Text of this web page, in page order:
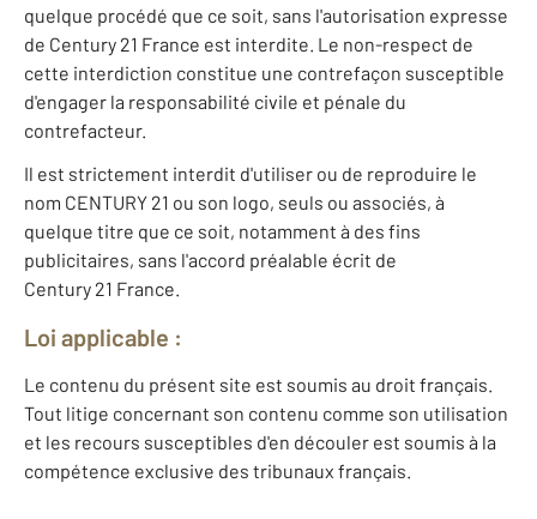
quelque procédé que ce soit, sans l'autorisation expresse
de Century 21 France est interdite. Le non-respect de
cette interdiction constitue une contrefaçon susceptible
d'engager la responsabilité civile et pénale du
contrefacteur.
Il est strictement interdit d'utiliser ou de reproduire le
nom CENTURY 21 ou son logo, seuls ou associés, à
quelque titre que ce soit, notamment à des fins
publicitaires, sans l'accord préalable écrit de
Century 21 France.
Loi applicable :
Le contenu du présent site est soumis au droit français.
Tout litige concernant son contenu comme son utilisation
et les recours susceptibles d'en découler est soumis à la
compétence exclusive des tribunaux français.